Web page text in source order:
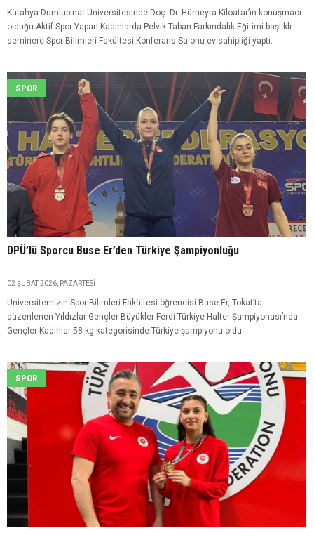
Kütahya Dumlupınar Üniversitesinde Doç. Dr. Hümeyra Kiloatar’ın konuşmacı
olduğu Aktif Spor Yapan Kadınlarda Pelvik Taban Farkındalık Eğitimi başlıklı
seminere Spor Bilimleri Fakültesi Konferans Salonu ev sahipliği yaptı.
SPOR
DPÜ’lü Sporcu Buse Er’den Türkiye Şampiyonluğu
02 ŞUBAT 2026, PAZARTESI
​Üniversitemizin Spor Bilimleri Fakültesi öğrencisi Buse Er, Tokat’ta
düzenlenen Yıldızlar-Gençler-Büyükler Ferdi Türkiye Halter Şampiyonası’nda
Gençler Kadınlar 58 kg kategorisinde Türkiye şampiyonu oldu.
SPOR